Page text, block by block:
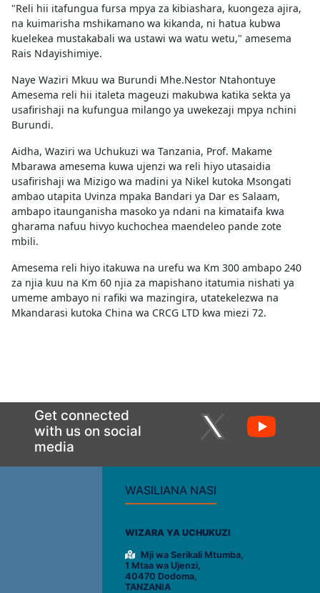
"Reli hii itafungua fursa mpya za kibiashara, kuongeza ajira,
na kuimarisha mshikamano wa kikanda, ni hatua kubwa
kuelekea mustakabali wa ustawi wa watu wetu," amesema
Rais Ndayishimiye.
Naye Waziri Mkuu wa Burundi Mhe.Nestor Ntahontuye
Amesema reli hii italeta mageuzi makubwa katika sekta ya
usafirishaji na kufungua milango ya uwekezaji mpya nchini
Burundi.
Aidha, Waziri wa Uchukuzi wa Tanzania, Prof. Makame
Mbarawa amesema kuwa ujenzi wa reli hiyo utasaidia
usafirishaji wa Mizigo wa madini ya Nikel kutoka Msongati
ambao utapita Uvinza mpaka Bandari ya Dar es Salaam,
ambapo itaunganisha masoko ya ndani na kimataifa kwa
gharama nafuu hivyo kuchochea maendeleo pande zote
mbili.
Amesema reli hiyo itakuwa na urefu wa Km 300 ambapo 240
za njia kuu na Km 60 njia za mapishano itatumia nishati ya
umeme ambayo ni rafiki wa mazingira, utatekelezwa na
Mkandarasi kutoka China wa CRCG LTD kwa miezi 72.
Get connected
with us on social
media
WASILIANA NASI
WIZARA YA UCHUKUZI
Mji wa Serikali Mtumba,
1 Mtaa wa Ujenzi,
40470 Dodoma,
TANZANIA